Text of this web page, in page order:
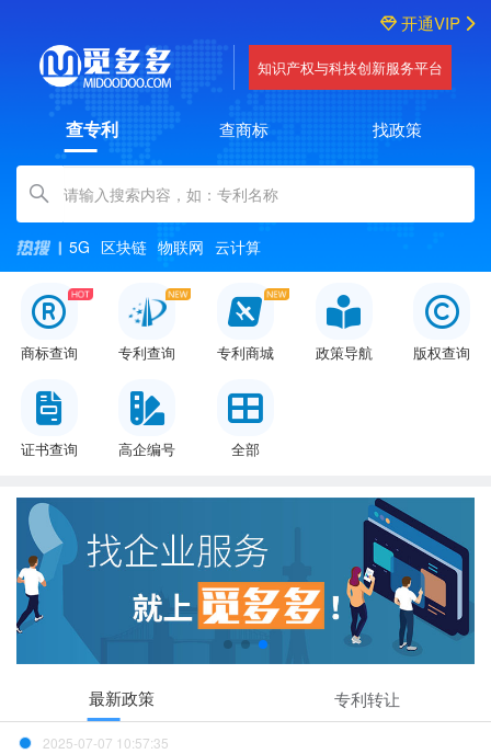
开通VIP
知识产权与科技创新服务平台
查专利 查商标 找政策
Amount (in dollars)
5G 区块链 物联网 云计算
商标查询 专利查询 专利商城 政策导航 版权查询
证书查询 高企编号 全部
最新政策 专利转让
2025-07-07 10:57:35